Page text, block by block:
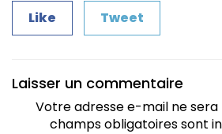
Like Tweet
Laisser un commentaire
Votre adresse e-mail ne sera
champs obligatoires sont